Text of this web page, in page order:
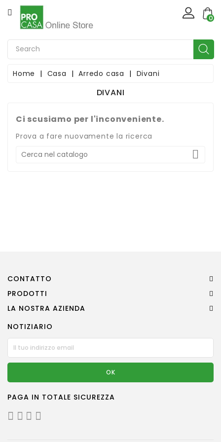
CATEGORIA
Casa
Giardinaggio
Auto
Tutti
Prodotti
0
Home Casa Arredo casa Divani
DIVANI
Ci scusiamo per l'inconveniente.
Prova a fare nuovamente la ricerca

CONTATTO
PRODOTTI
LA NOSTRA AZIENDA
NOTIZIARIO
PAGA IN TOTALE SICUREZZA
Create wishlist ×
Wishlist name
Cancel